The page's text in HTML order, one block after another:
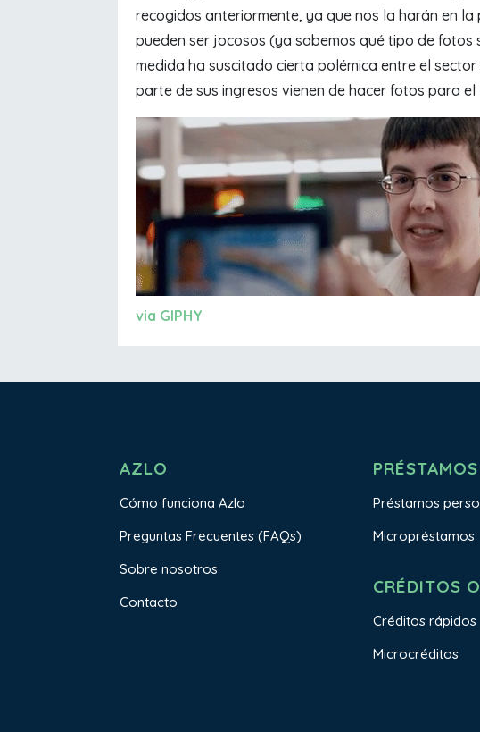
recogidos anteriormente, ya que nos la harán en
pueden ser jocosos (ya sabemos qué tipo de fotos
medida ha suscitado cierta polémica entre el
parte de sus ingresos vienen de hacer fotos para el
via GIPHY
AZLO
Cómo funciona Azlo
Preguntas Frecuentes (FAQs)
Sobre nosotros
Contacto
Préstamos
Micropréstamos
CRÉDITOS
Créditos rápidos
Microcréditos